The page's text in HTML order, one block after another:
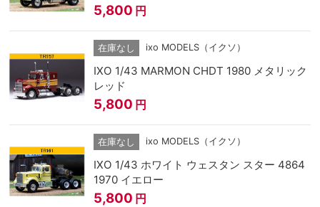
5,800 円
在庫なし ixo MODELS（イクソ）
IXO 1/43 MARMON CHDT 1980 メタリック
レッド
5,800 円
在庫なし ixo MODELS（イクソ）
IXO 1/43 ホワイト ウェスタン スター 4864
1970 イエロー
5,800 円